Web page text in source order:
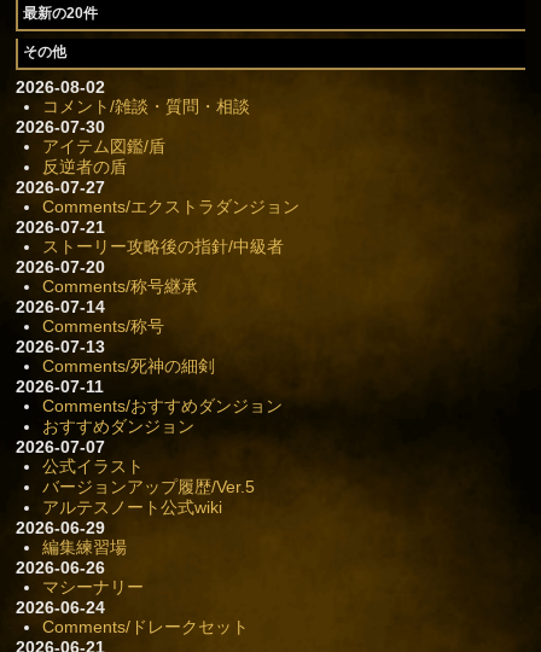
最新の20件
その他
2026-08-02
コメント/雑談・質問・相談
2026-07-30
アイテム図鑑/盾
反逆者の盾
2026-07-27
Comments/エクストラダンジョン
2026-07-21
ストーリー攻略後の指針/中級者
2026-07-20
Comments/称号継承
2026-07-14
Comments/称号
2026-07-13
Comments/死神の細剣
2026-07-11
Comments/おすすめダンジョン
おすすめダンジョン
2026-07-07
公式イラスト
バージョンアップ履歴/Ver.5
アルテスノート公式wiki
2026-06-29
編集練習場
2026-06-26
マシーナリー
2026-06-24
Comments/ドレークセット
2026-06-21